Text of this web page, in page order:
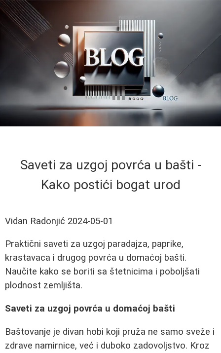
Saveti za uzgoj povrća u bašti -
Kako postići bogat urod
Vidan Radonjić 2024-05-01
Praktični saveti za uzgoj paradajza, paprike,
krastavaca i drugog povrća u domaćoj bašti.
Naučite kako se boriti sa štetnicima i poboljšati
plodnost zemljišta.
Saveti za uzgoj povrća u domaćoj bašti
Baštovanje je divan hobi koji pruža ne samo sveže i
zdrave namirnice, već i duboko zadovoljstvo. Kroz